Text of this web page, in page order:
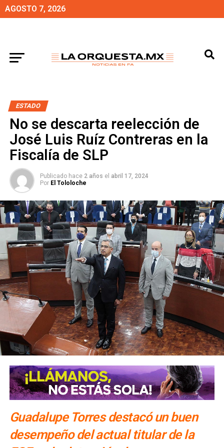
AGOSTO 7, 2026
ESTADO
No se descarta reelección de
José Luis Ruíz Contreras en la
Fiscalía de SLP
Publicado hace 2 años el abril 17, 2024
Por El Tololoche
Guadalupe Torres destacó un buen
desempeño del actual titular de la